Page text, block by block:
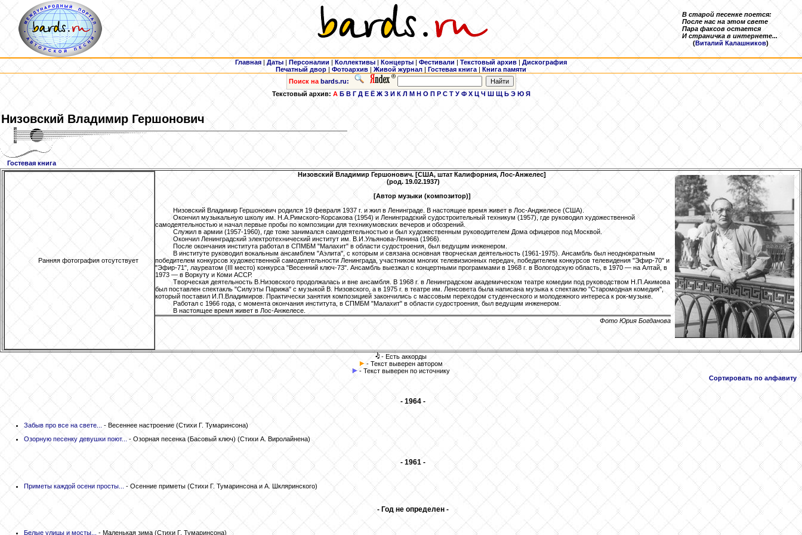
В старой песенке поется:
После нас на этом свете
Пара факсов остается
И страничка в интернете...
(Виталий Калашников)
Главная | Даты | Персоналии | Коллективы | Концерты | Фестивали | Текстовый архив | Дискография
Печатный двор | Фотоархив | Живой журнал | Гостевая книга | Книга памяти
Поиск на bards.ru:
Текстовый архив: А Б В Г Д Е Ё Ж З И К Л М Н О П Р С Т У Ф Х Ц Ч Ш Щ Ь Э Ю Я
Низовский Владимир Гершонович
Гостевая книга
Ранняя фотография отсутствует
Низовский Владимир Гершонович. [США, штат Калифорния, Лос-Анжелес]
(род. 19.02.1937)
[Автор музыки (композитор)]
Низовский Владимир Гершонович родился 19 февраля 1937 г. и жил в Ленинграде. В настоящее время живет в Лос-Анджелесе (США).
Окончил музыкальную школу им. Н.А.Римского-Корсакова (1954) и Ленинградский судостроительный техникум (1957), где руководил художественной
самодеятельностью и начал первые пробы по композиции для техникумовских вечеров и обозрений.
Служил в армии (1957-1960), где тоже занимался самодеятельностью и был художественным руководителем Дома офицеров под Москвой.
Окончил Ленинградский электротехнический институт им. В.И.Ульянова-Ленина (1966).
После окончания института работал в СПМБМ "Малахит" в области судостроения, был ведущим инженером.
В институте руководил вокальным ансамблем "Аэлита", с которым и связана основная творческая деятельность (1961-1975). Ансамбль был неоднократным
победителем конкурсов художественной самодеятельности Ленинграда, участником многих телевизионных передач, победителем конкурсов телевидения "Эфир-70" и
"Эфир-71", лауреатом (III место) конкурса "Весенний ключ-73". Ансамбль выезжал с концертными программами в 1968 г. в Вологодскую область, в 1970 — на Алтай, в
1973 — в Воркуту и Коми АССР.
Творческая деятельность В.Низовского продолжалась и вне ансамбля. В 1968 г. в Ленинградском академическом театре комедии под руководством Н.П.Акимова
был поставлен спектакль "Силуэты Парижа" с музыкой В. Низовского, а в 1975 г. в театре им. Ленсовета была написана музыка к спектаклю "Старомодная комедия",
который поставил И.П.Владимиров. Практически занятия композицией закончились с массовым переходом студенческого и молодежного интереса к рок-музыке.
Работал с 1966 года, с момента окончания института, в СПМБМ "Малахит" в области судостроения, был ведущим инженером.
В настоящее время живет в Лос-Анжелесе.
Фото Юрия Богданова
- Есть аккорды
- Текст выверен автором
- Текст выверен по источнику
Сортировать по алфавиту
- 1964 -
Забыв про все на свете... - Весеннее настроение (Стихи Г. Тумаринсона)
Озорную песенку девушки поют...
- Озорная песенка (Басовый ключ) (Стихи А. Виролайнена)
- 1961 -
Приметы каждой осени просты... - Осенние приметы (Стихи Г. Тумаринсона и А. Шкляринского)
- Год не определен -
Белые улицы и мосты... - Маленькая зима (Стихи Г. Тумаринсона)